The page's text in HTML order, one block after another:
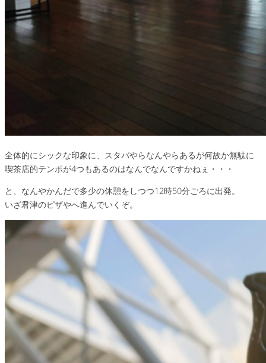
全体的にシックな印象に、スタバやらなんやらあるが何故か無駄に
喫茶店的テンポが4つもあるのはなんでなんですかねぇ・・・
と、なんやかんだで多少の休憩をしつつ12時50分ごろに出発。
いざ君津のピザやへ進んでいくぞ。